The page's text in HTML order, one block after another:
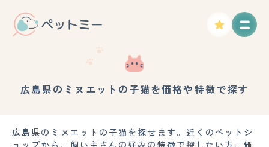
広島県のミヌエットの子猫を価格や特徴で探す
広島県のミヌエットの子猫を探せます。近くのペットシ